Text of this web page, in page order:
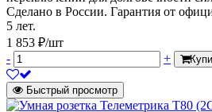
Сделано в России. Гарантия от
5 лет.
1 853 ₽/шт
-
+
Быстрый просмотр